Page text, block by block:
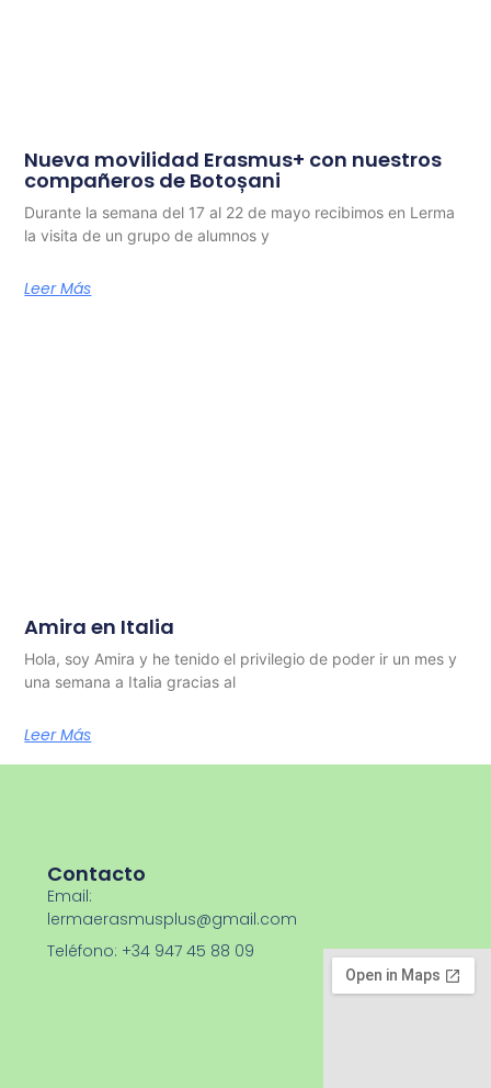
Nueva movilidad Erasmus+ con nuestros
compañeros de Botoșani
Durante la semana del 17 al 22 de mayo recibimos en Lerma
la visita de un grupo de alumnos y
Leer Más
Amira en Italia
Hola, soy Amira y he tenido el privilegio de poder ir un mes y
una semana a Italia gracias al
Leer Más
Contacto
Email:
lermaerasmusplus@gmail.com
Teléfono: +34 947 45 88 09